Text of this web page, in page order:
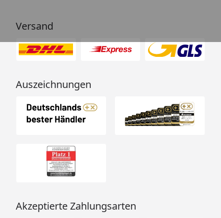
Versand
Auszeichnungen
Akzeptierte Zahlungsarten